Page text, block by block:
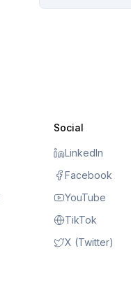
Social
LinkedIn
Facebook
YouTube
TikTok
X (Twitter)